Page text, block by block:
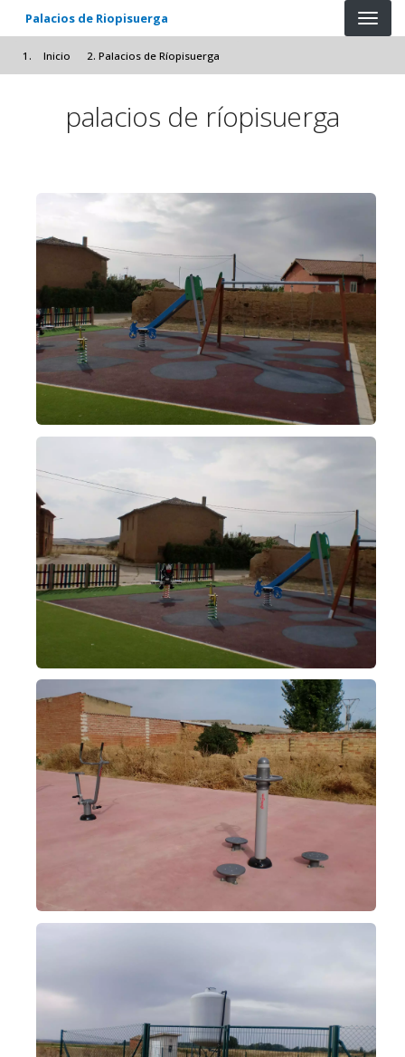
Pasar al contenido principal
Palacios de Riopisuerga
Inicio Palacios de Ríopisuerga
palacios de ríopisuerga